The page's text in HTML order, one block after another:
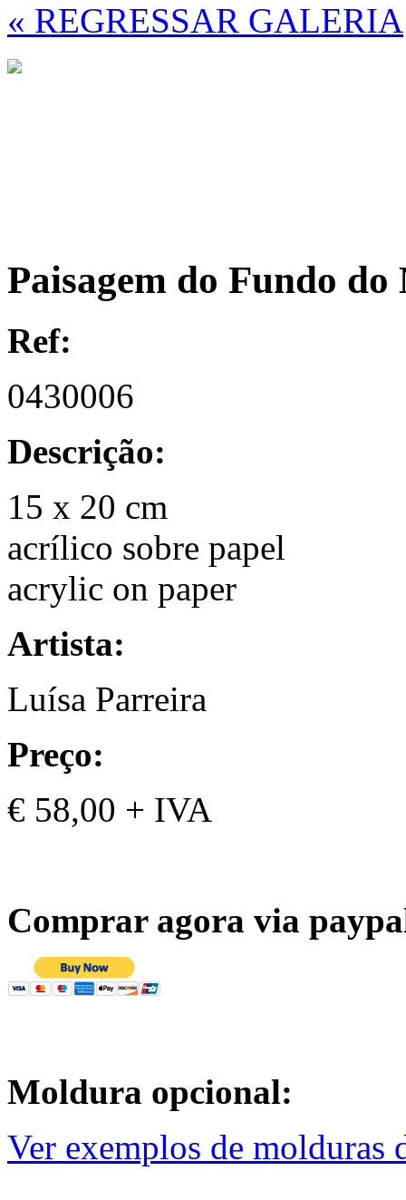
« REGRESSAR GALERIA
Paisagem do Fundo
Ref:
0430006
Descrição:
15 x 20 cm
acrílico sobre papel
acrylic on paper
Artista:
Luísa Parreira
Preço:
€ 58,00 + IVA
Comprar agora via
Moldura opcional:
Ver exemplos de molduras